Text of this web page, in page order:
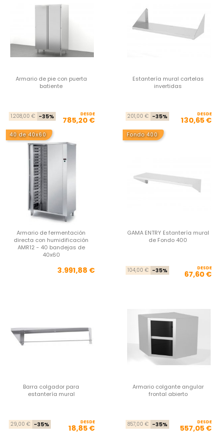
Armario de pie con puerta
batiente
Precio base
1.208,00 € -35% Precio
DESDE
785,20 €
Estantería mural cartelas
invertidas
201,00 € -35% DESDE
130,65 €
40 de 40x60
Armario de fermentación
directa con humidificación
AMR12 - 40 bandejas de
40x60
Precio
3.991,88 €
Fondo 400
GAMA ENTRY Estantería mural
de Fondo 400
104,00 € -35% DESDE
67,60 €
Barra colgador para
estantería mural
Precio base
29,00 € -35% Precio
DESDE
18,85 €
Armario colgante angular
frontal abierto
857,00 € -35% DESDE
557,05 €